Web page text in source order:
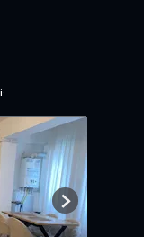
Next